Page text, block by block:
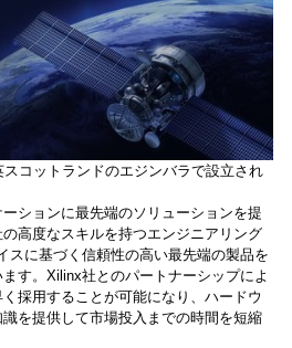
コットランドのエジンバラで設立され
ションに最先端のソリューションを提
高度なスキルを持つエンジニアリング
スに基づく信頼性の高い最先端の製品を
す。Xilinx社とのパートナーシップによ
採用することが可能になり、ハードウ
を提供して市場投入までの時間を短縮